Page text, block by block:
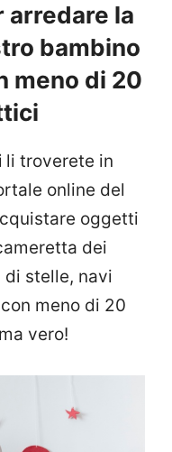
arredare la
bambino
meno di 20
li troverete in
online del
oggetti
dei
stelle, navi
meno di 20
vero!